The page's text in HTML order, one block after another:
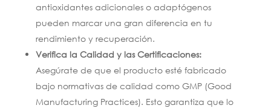
antioxidantes adicionales o adaptógenos
pueden marcar una gran diferencia en tu
rendimiento y recuperación.
Verifica la Calidad y las Certificaciones:
Asegúrate de que el producto esté fabricado
bajo normativas de calidad como GMP (Good
Manufacturing Practices). Esto garantiza que lo